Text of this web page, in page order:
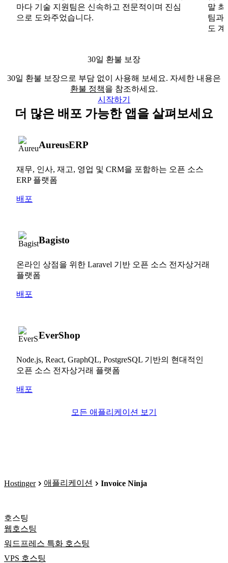
마다 기술 지원팀은 신속하고 전문적이며 진심
으로 도와주었습니다.
말
팀과
도
30일 환불 보장
30일 환불 보장으로 부담 없이 사용해 보세요. 자세한 내용은
환불 정책을 참조하세요.
시작하기
더 많은 배포 가능한 앱을 살펴보세요
AureusERP
재무, 인사, 재고, 영업 및 CRM을 포함하는 오픈 소스
ERP 플랫폼
배포
Bagisto
온라인 상점을 위한 Laravel 기반 오픈 소스 전자상거래
플랫폼
배포
EverShop
Node.js, React, GraphQL, PostgreSQL 기반의 현대적인
오픈 소스 전자상거래 플랫폼
배포
모든 애플리케이션 보기
Hostinger 애플리케이션 Invoice Ninja
호스팅
웹호스팅
워드프레스 특화 호스팅
VPS 호스팅